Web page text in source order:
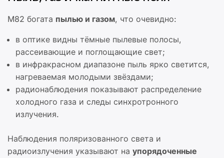
M82 богата пылью и газом, что очевидно:
в оптике видны тёмные пылевые полосы,
рассеивающие и поглощающие свет;
в инфракрасном диапазоне пыль ярко светится,
нагреваемая молодыми звёздами;
радионаблюдения показывают распределение
холодного газа и следы синхротронного
излучения.
Наблюдения поляризованного света и
радиоизлучения указывают на упорядоченные